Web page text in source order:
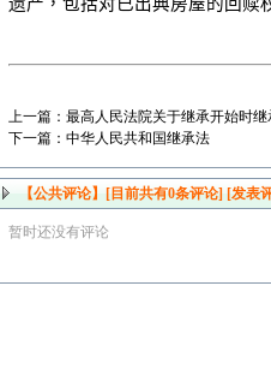
上一篇： 最高人民法院关于继承开始时
下一篇： 中华人民共和国继承法
【公共评论】[目前共有0条评论] [发表
暂时还没有评论